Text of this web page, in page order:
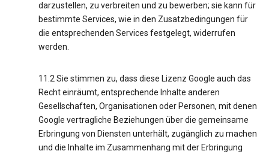
darzustellen, zu verbreiten und zu bewerben; sie kann für
bestimmte Services, wie in den Zusatzbedingungen für
die entsprechenden Services festgelegt, widerrufen
werden.
11.2 Sie stimmen zu, dass diese Lizenz Google auch das
Recht einräumt, entsprechende Inhalte anderen
Gesellschaften, Organisationen oder Personen, mit denen
Google vertragliche Beziehungen über die gemeinsame
Erbringung von Diensten unterhält, zugänglich zu machen
und die Inhalte im Zusammenhang mit der Erbringung